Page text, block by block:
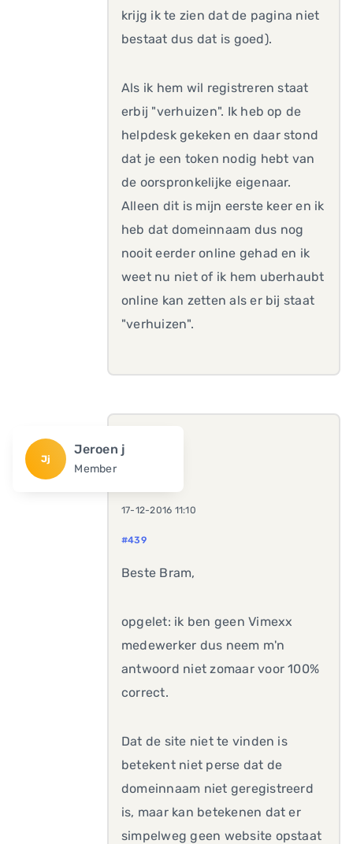
krijg ik te zien dat de pagina niet
bestaat dus dat is goed).
Als ik hem wil registreren staat
erbij "verhuizen". Ik heb op de
helpdesk gekeken en daar stond
dat je een token nodig hebt van
de oorspronkelijke eigenaar.
Alleen dit is mijn eerste keer en ik
heb dat domeinnaam dus nog
nooit eerder online gehad en ik
weet nu niet of ik hem uberhaubt
online kan zetten als er bij staat
"verhuizen".
Jj
Jeroen j
Member
17-12-2016 11:10
#439
Beste Bram,
opgelet: ik ben geen Vimexx
medewerker dus neem m'n
antwoord niet zomaar voor 100%
correct.
Dat de site niet te vinden is
betekent niet perse dat de
domeinnaam niet geregistreerd
is, maar kan betekenen dat er
simpelweg geen website opstaat